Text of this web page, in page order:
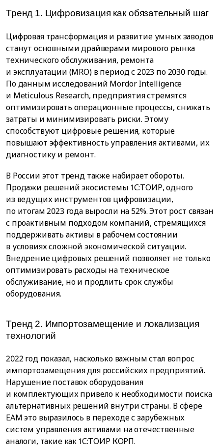
Тренд 1. Цифровизация как обязательный шаг
Цифровая трансформация и развитие умных заводов
станут основными драйверами мирового рынка
технического обслуживания, ремонта
и эксплуатации (MRO) в период с 2023 по 2030 годы.
По данным исследований Mordor Intelligence
и Meticulous Research, предприятия стремятся
оптимизировать операционные процессы, снижать
затраты и минимизировать риски. Этому
способствуют цифровые решения, которые
повышают эффективность управления активами, их
диагностику и ремонт.
В России этот тренд также набирает обороты.
Продажи решений экосистемы 1С:ТОИР, одного
из ведущих инструментов цифровизации,
по итогам 2023 года выросли на 52%. Этот рост связан
с проактивным подходом компаний, стремящихся
поддерживать активы в рабочем состоянии
в условиях сложной экономической ситуации.
Внедрение цифровых решений позволяет не только
оптимизировать расходы на техническое
обслуживание, но и продлить срок службы
оборудования.
Тренд 2. Импортозамещение и локализация
технологий
2022 год показал, насколько важным стал вопрос
импортозамещения для российских предприятий.
Нарушение поставок оборудования
и комплектующих привело к необходимости поиска
альтернативных решений внутри страны. В сфере
EAM это выразилось в переходе с зарубежных
систем управления активами на отечественные
аналоги, такие как 1С:ТОИР КОРП.